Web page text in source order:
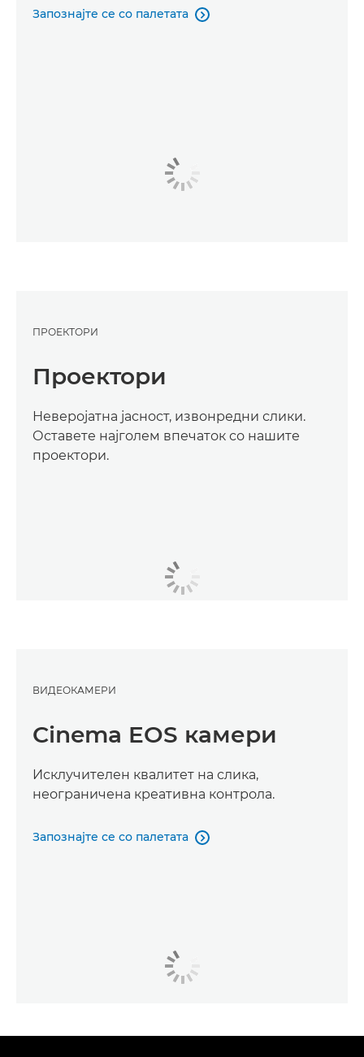
Запознајте се со палетата 
ПРОЕКТОРИ
Проектори
Неверојатна јасност, извонредни слики.
Оставете најголем впечаток со нашите
проектори.
ВИДЕОКАМЕРИ
Cinema EOS камери
Исклучителен квалитет на слика,
неограничена креативна контрола.
Запознајте се со палетата 